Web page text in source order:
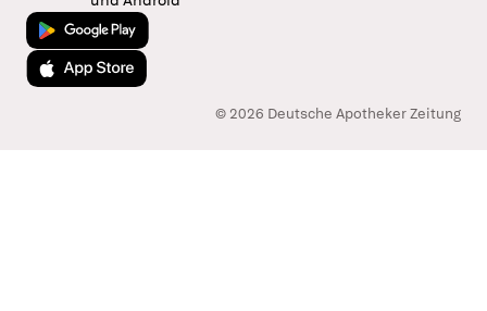
Jetzt bei Google Play
Laden im App Store
© 2026 Deutsche Apotheker Zeitung